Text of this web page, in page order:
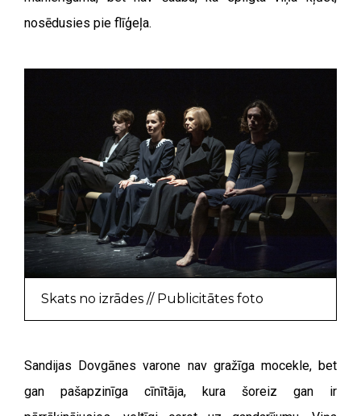
nosēdusies pie flīģeļa.
Skats no izrādes // Publicitātes foto
Sandijas Dovgānes varone nav gražīga mocekle, bet
gan pašapzinīga cīnītāja, kura šoreiz gan ir